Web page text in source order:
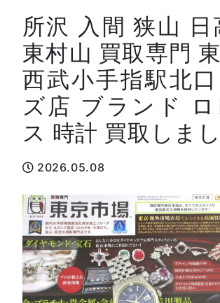
所沢 入間 狭山 日
東村山 買取専門
西武小手指駅北
ズ店 ブランド ロ
ス 時計 買取しまし
2026.05.08